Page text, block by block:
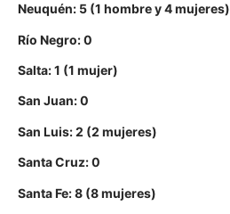
Neuquén: 5 (1 hombre y 4 mujeres)
Río Negro: 0
Salta: 1 (1 mujer)
San Juan: 0
San Luis: 2 (2 mujeres)
Santa Cruz: 0
Santa Fe: 8 (8 mujeres)